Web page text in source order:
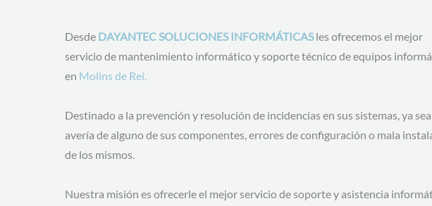
Desde DAYANTEC SOLUCIONES INFORMÁTICASles ofrecemos el mejor
servicio de mantenimiento informático y soporte técnico de equipos
en Molins de Rei.
Destinado a la prevención y resolución de incidencias en sus sistemas, ya
avería de alguno de sus componentes, errores de configuración o mala
de los mismos.
Nuestra misión es ofrecerle el mejor servicio de soporte y asistencia